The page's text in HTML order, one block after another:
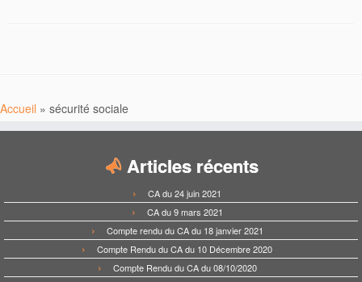
Accueil » sécurité sociale
Articles récents
CA du 24 juin 2021
CA du 9 mars 2021
Compte rendu du CA du 18 janvier 2021
Compte Rendu du CA du 10 Décembre 2020
Compte Rendu du CA du 08/10/2020